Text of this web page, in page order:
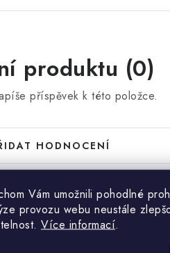
Vám umožnili pohodlné
provozu webu neustále
Více informací.
produktu (0)
příspěvek k této položce.
HODNOCENÍ